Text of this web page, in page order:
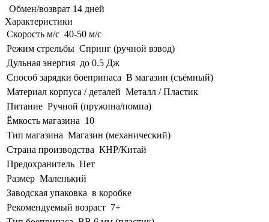
Обмен/возврат 14 дней
Характеристики
Скорость м/с 40-50 м/с
Режим стрельбы Спринг (ручной взвод)
Дульная энергия до 0.5 Дж
Способ зарядки боеприпаса В магазин (съёмный)
Материал корпуса / деталей Металл / Пластик
Питание Ручной (пружина/помпа)
Ёмкость магазина 10
Тип магазина Магазин (механический)
Страна производства КНР/Китай
Предохранитель Нет
Размер Маленький
Заводская упаковка в коробке
Рекомендуемый возраст 7+